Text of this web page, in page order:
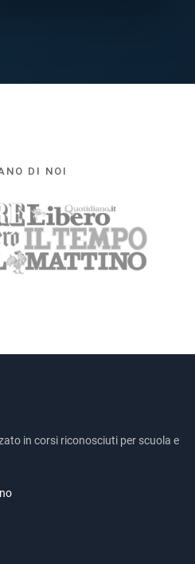
DI NOI
in corsi riconosciuti per scuola e